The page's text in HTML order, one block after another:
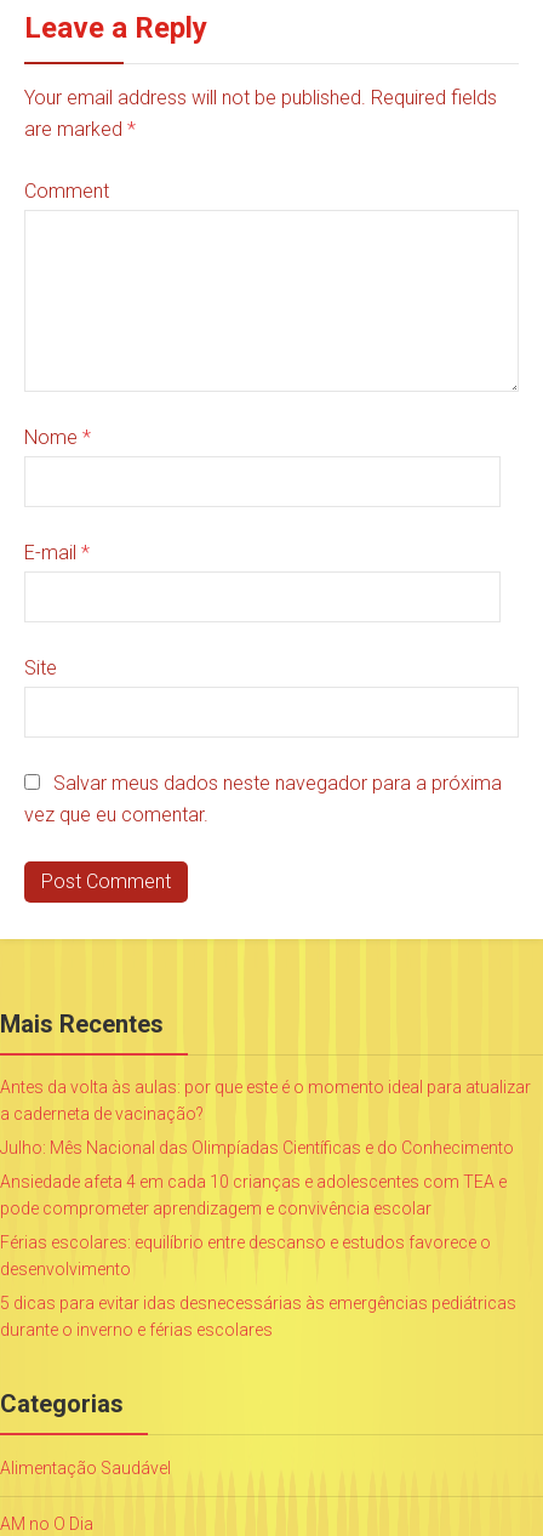
Leave a Reply
Your email address will not be published. Required fields
are marked *
Comment
Nome *
E-mail *
Site
Salvar meus dados neste navegador para a próxima
vez que eu comentar.
Mais Recentes
Antes da volta às aulas: por que este é o momento ideal para atualizar
a caderneta de vacinação?
Julho: Mês Nacional das Olimpíadas Científicas e do Conhecimento
Ansiedade afeta 4 em cada 10 crianças e adolescentes com TEA e
pode comprometer aprendizagem e convivência escolar
Férias escolares: equilíbrio entre descanso e estudos favorece o
desenvolvimento
5 dicas para evitar idas desnecessárias às emergências pediátricas
durante o inverno e férias escolares
Categorias
Alimentação Saudável
AM no O Dia